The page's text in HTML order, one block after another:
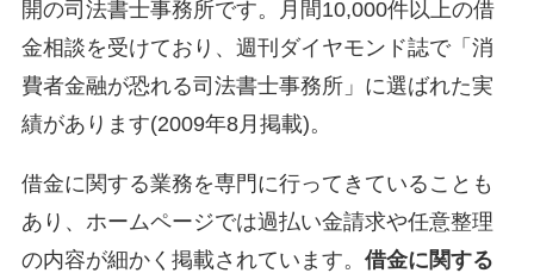
開の司法書士事務所です。月間10,000件以上の借
金相談を受けており、週刊ダイヤモンド誌で「消
費者金融が恐れる司法書士事務所」に選ばれた実
績があります(2009年8月掲載)。
借金に関する業務を専門に行ってきていることも
あり、ホームページでは過払い金請求や任意整理
の内容が細かく掲載されています。 借金に関する